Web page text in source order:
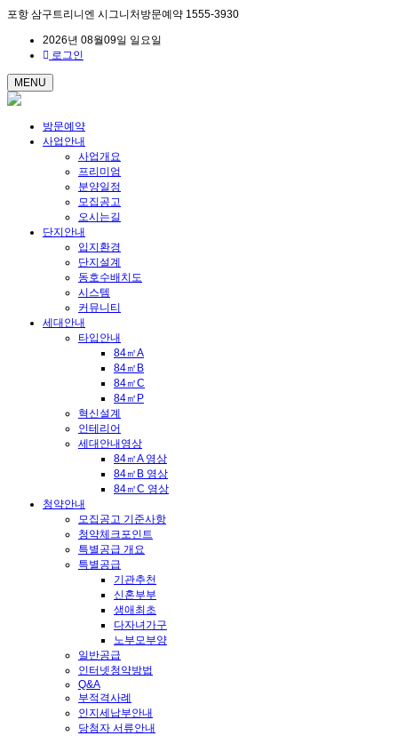
포항 삼구트리니엔 시그니처방문예약 1555-3930
2026년 08월09일 일요일
로그인
MENU
방문예약
사업안내
사업개요
프리미엄
분양일정
모집공고
오시는길
단지안내
입지환경
단지설계
동호수배치도
시스템
커뮤니티
세대안내
타입안내
84㎡A
84㎡B
84㎡C
84㎡P
혁신설계
인테리어
세대안내영상
84㎡A 영상
84㎡B 영상
84㎡C 영상
청약안내
모집공고 기준사항
청약체크포인트
특별공급 개요
특별공급
기관추천
신혼부부
생애최초
다자녀가구
노부모부양
일반공급
인터넷청약방법
Q&A
부적격사례
인지세납부안내
당첨자 서류안내